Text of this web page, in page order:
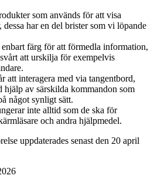
som används för att visa
dessa har en del brister som vi löpande
färg för att förmedla information,
att urskilja för exempelvis
att interagera med via tangentbord,
hjälp av särskilda kommandon som
något synligt sätt.
inte alltid som de ska för
och andra hjälpmedel.
uppdaterades senast den 20 april